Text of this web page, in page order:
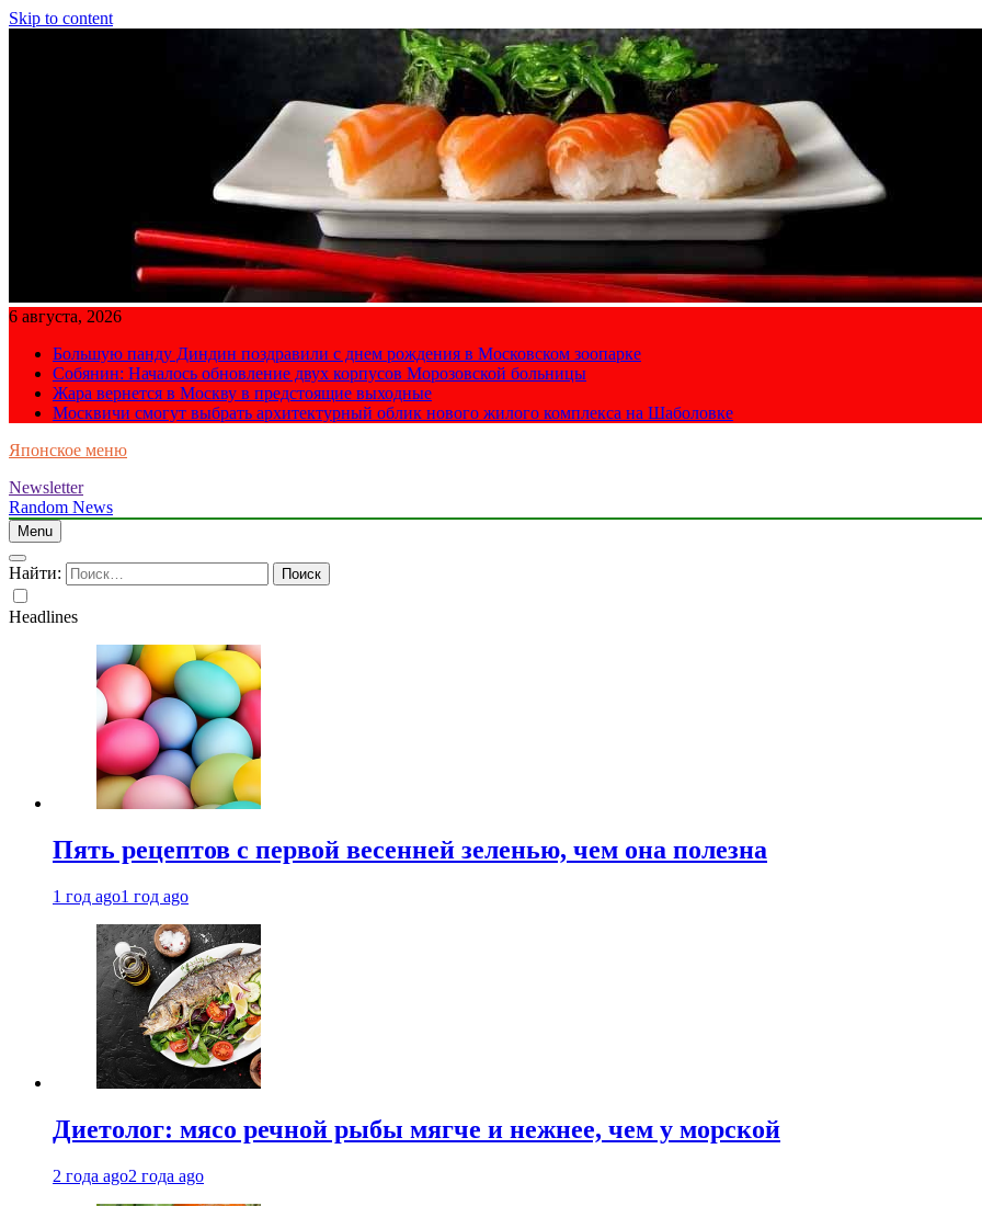
Skip to content
6 августа, 2026
Большую панду Диндин поздравили с днем рождения в Московском зоопарке
Собянин: Началось обновление двух корпусов Морозовской больницы
Жара вернется в Москву в предстоящие выходные
Москвичи смогут выбрать архитектурный облик нового жилого комплекса на Шаболовке
Японское меню
Newsletter
Random News
Menu
Найти:
Headlines
Пять рецептов с первой весенней зеленью, чем она полезна
1 год ago1 год ago
Диетолог: мясо речной рыбы мягче и нежнее, чем у морской
2 года ago2 года ago